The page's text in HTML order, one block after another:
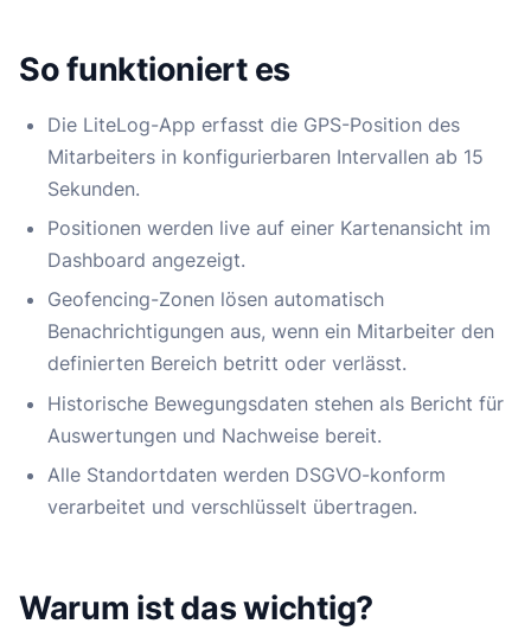
So funktioniert es
Die LiteLog-App erfasst die GPS-Position des
Mitarbeiters in konfigurierbaren Intervallen ab 15
Sekunden.
Positionen werden live auf einer Kartenansicht im
Dashboard angezeigt.
Geofencing-Zonen lösen automatisch
Benachrichtigungen aus, wenn ein Mitarbeiter den
definierten Bereich betritt oder verlässt.
Historische Bewegungsdaten stehen als Bericht für
Auswertungen und Nachweise bereit.
Alle Standortdaten werden DSGVO-konform
verarbeitet und verschlüsselt übertragen.
Warum ist das wichtig?